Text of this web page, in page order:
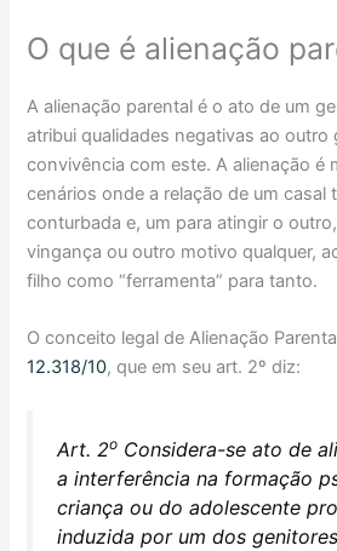
O que é alienação
A alienação parental é o ato de um
atribui qualidades negativas ao outro
convivência com este. A alienação é
cenários onde a relação de um casal
conturbada e, um para atingir o
vingança ou outro motivo qualquer,
filho como “ferramenta” para tanto.
O conceito legal de Alienação
12.318/10, que em seu art. 2º diz:
Art. 2o Considera-se ato de
a interferência na formação
criança ou do adolescente
induzida por um dos